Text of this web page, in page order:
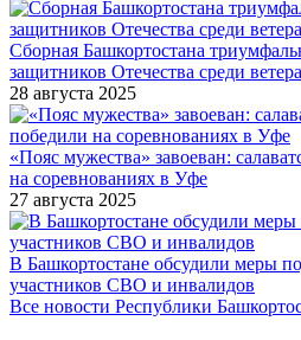
Сборная Башкортостана
защитников Отечества среди
28 августа 2025
«Пояс мужества» завоеван:
на соревнованиях в Уфе
27 августа 2025
В Башкортостане обсудили меры
участников СВО и инвалидов
Все новости Республики